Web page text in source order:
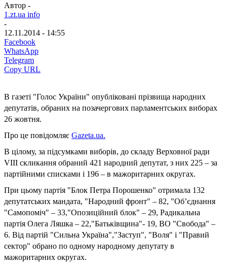
Автор -
1.zt.ua info
-
12.11.2014 - 14:55
Facebook
WhatsApp
Telegram
Copy URL
В газеті "Голос України" опубліковані прізвища народних
депутатів, обраних на позачергових парламентських виборах
26 жовтня.
Про це повідомляє Gazeta.ua.
В цілому, за підсумками виборів, до складу Верховної ради
VIII скликання обраний 421 народний депутат, з них 225 – за
партійними списками і 196 – в мажоритарних округах.
При цьому партія "Блок Петра Порошенко" отримала 132
депутатських мандата, "Народний фронт" – 82, "Об’єднання
"Самопоміч" – 33,"Опозиційний блок" – 29, Радикальна
партія Олега Ляшка – 22,"Батьківщина"- 19, ВО "Свобода" –
6. Від партій "Сильна Україна","Заступ", "Воля" і "Правий
сектор" обрано по одному народному депутату в
мажоритарних округах.